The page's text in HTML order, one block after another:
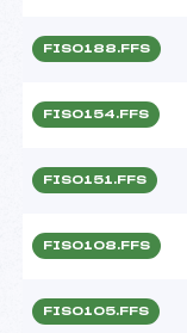
FIS0188.FFS
FIS0154.FFS
FIS0151.FFS
FIS0108.FFS
FIS0105.FFS